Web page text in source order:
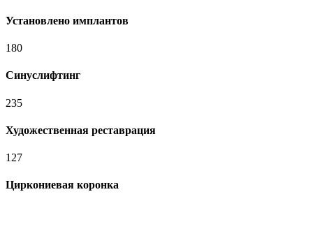
Установлено имплантов
180
Синуслифтинг
235
Художественная реставрация
127
Циркониевая коронка